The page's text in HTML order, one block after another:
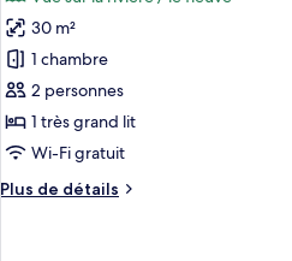
Deluxe
photos
pour
ce
type
de
chambre :
Chambre
30 m²
1 chambre
2 personnes
1 très grand lit
Wi-Fi gratuit
Plus de détails
Plus